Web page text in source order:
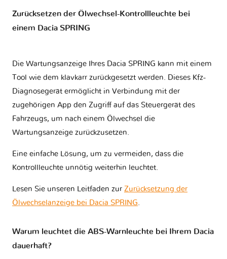
Zurücksetzen der Ölwechsel-Kontrollleuchte bei
einem Dacia SPRING
Die Wartungsanzeige Ihres Dacia SPRING kann mit einem
Tool wie dem klavkarr zurückgesetzt werden. Dieses Kfz-
Diagnosegerät ermöglicht in Verbindung mit der
zugehörigen App den Zugriff auf das Steuergerät des
Fahrzeugs, um nach einem Ölwechsel die
Wartungsanzeige zurückzusetzen.
Eine einfache Lösung, um zu vermeiden, dass die
Kontrollleuchte unnötig weiterhin leuchtet.
Lesen Sie unseren Leitfaden zur Zurücksetzung der
Ölwechselanzeige bei Dacia SPRING
Warum leuchtet die ABS-Warnleuchte bei Ihrem Dacia
dauerhaft?